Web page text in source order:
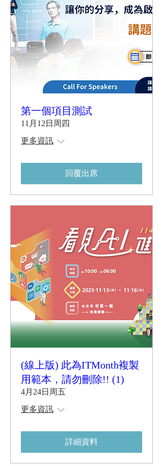
第一個項目測試
11月12日周四
更多資訊
回覆出席
(線上版) 此為ITMonth複製
用範本，請勿刪除!! (1)
4月24日周五
更多資訊
詳細資料